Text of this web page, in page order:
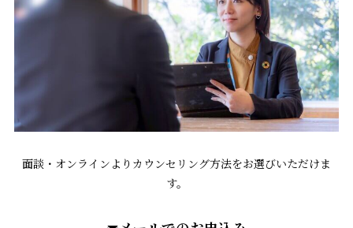
面談・オンラインよりカウンセリング方法をお選びいただけま
す。